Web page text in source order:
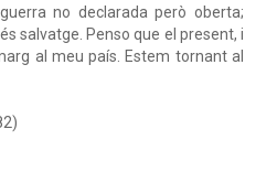
no declarada però oberta;
salvatge. Penso que el present, i
al meu país. Estem tornant al